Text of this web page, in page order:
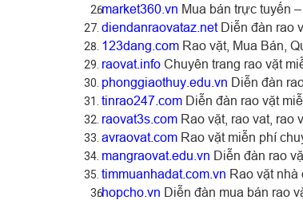
market360.vn Mua bán trực tuyến
diendanraovataz.netDiễn đàn rao
123dang.com Rao vặt, Mua Bán,
raovat.info Chuyên trang rao vặt
phonggiaothuy.edu.vn Diễn đàn
tinrao247.com Diễn đàn rao vặt
raovat3s.com Rao vặt, rao vat, rao
avraovat.com Rao vặt miễn phí
mangraovat.edu.vn Diễn đàn rao
timmuanhadat.com.vn Rao vặt nhà
hopcho.vn Diễn đàn mua bán rao